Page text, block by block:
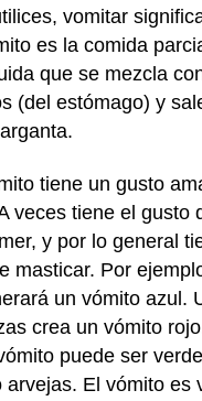
vomitar
es la comida
que se mezcla
(del estómago) y
tiene un gusto
veces tiene el gusto
y por lo general
masticar. Por
un vómito azul.
crea un vómito
puede ser
arvejas. El vómito es